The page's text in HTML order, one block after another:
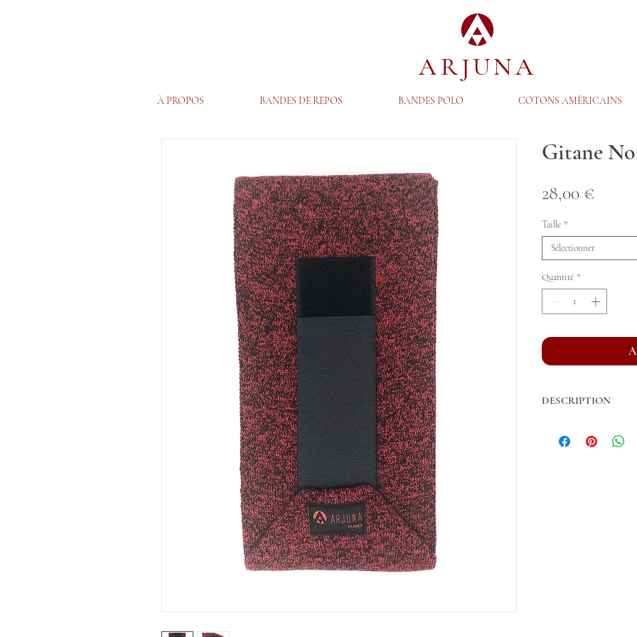
ARJUNA
À PROPOS BANDES DE REPOS BANDES POLO COTONS AMÉRICAINS
Gitane
28,00 €
Taille *
Sélectionner
Quantité *
DESCRIPTION
Fil acrylique de